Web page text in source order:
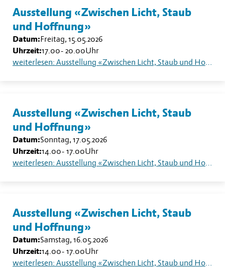
Ausstellung «Zwischen Licht, Staub
und Hoffnung»
Datum:Freitag, 15.05.2026
Uhrzeit:17.00- 20.00Uhr
weiterlesen: Ausstellung «Zwischen Licht, Staub und Hoffnung»
Ausstellung «Zwischen Licht, Staub
und Hoffnung»
Datum:Sonntag, 17.05.2026
Uhrzeit:14.00- 17.00Uhr
weiterlesen: Ausstellung «Zwischen Licht, Staub und Hoffnung»
Ausstellung «Zwischen Licht, Staub
und Hoffnung»
Datum:Samstag, 16.05.2026
Uhrzeit:14.00- 17.00Uhr
weiterlesen: Ausstellung «Zwischen Licht, Staub und Hoffnung»